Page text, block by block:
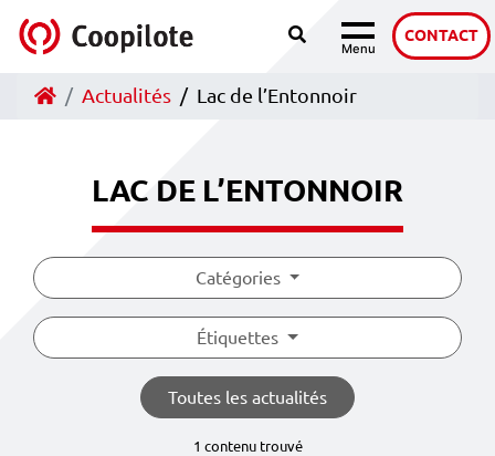
Accéder au contenu Recherche
MenuNavigation
CONTACT
AccueilActualités Lac de l’Entonnoir
LAC DE L’ENTONNOIR
Catégories
Étiquettes
Toutes les actualités
1 contenu trouvé